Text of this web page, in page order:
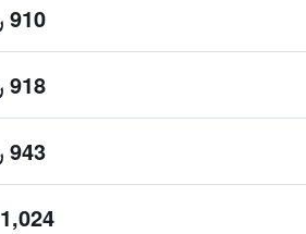
910 ﷼
918 ﷼
943 ﷼
1,024 ﷼